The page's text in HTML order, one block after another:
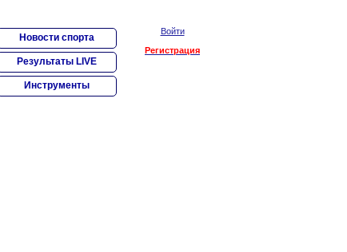
Новости спорта
Результаты LIVE
Инструменты
Войти
Регистрация